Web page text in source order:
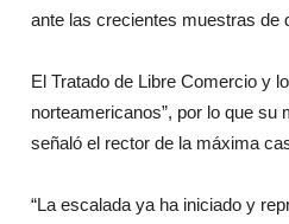
ante las crecientes muestras de
El Tratado de Libre Comercio y
norteamericanos”, por lo que
señaló el rector de la máxima
“La escalada ya ha iniciado y